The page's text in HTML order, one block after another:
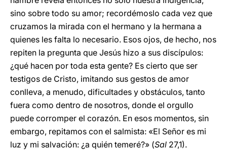
sino sobre todo su amor; recordémoslo cada vez que
cruzamos la mirada con el hermano y la hermana a
quienes les falta lo necesario. Esos ojos, de hecho, nos
repiten la pregunta que Jesús hizo a sus discípulos:
¿qué hacen por toda esta gente? Es cierto que ser
testigos de Cristo, imitando sus gestos de amor
conlleva, a menudo, dificultades y obstáculos, tanto
fuera como dentro de nosotros, donde el orgullo
puede corromper el corazón. En esos momentos, sin
embargo, repitamos con el salmista: «El Señor es mi
luz y mi salvación: ¿a quién temeré?» (Sal 27,1).